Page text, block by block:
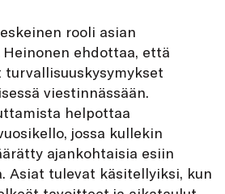
rooli asian
ehdottaa, että
viestinnässään.
helpottaa
jossa kullekin
ajankohtaisia esiin
Asiat tulevat käsitellyiksi, kun